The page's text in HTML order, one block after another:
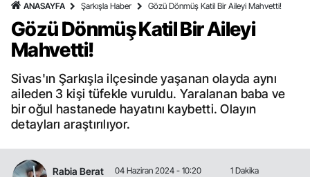
ANASAYFA Şarkışla Haber Gözü Dönmüş Katil Bir Aileyi Mahvetti!
Gözü Dönmüş Katil Bir Aileyi
Mahvetti!
Sivas'ın Şarkışla ilçesinde yaşanan olayda aynı
aileden 3 kişi tüfekle vuruldu. Yaralanan baba ve
bir oğul hastanede hayatını kaybetti. Olayın
detayları araştırılıyor.
Rabia Berat
04 Haziran 2024 - 10:20
1 Dakika